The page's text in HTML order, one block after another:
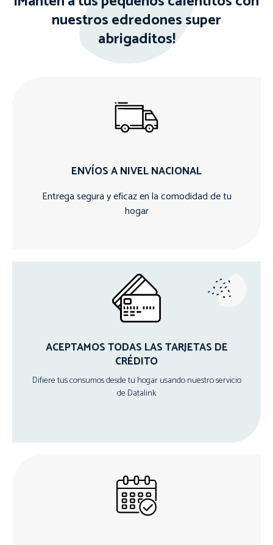
nuestros edredones super
abrigaditos!
ENVÍOS A NIVEL NACIONAL
Entrega segura y eficaz en la comodidad de tu
hogar
ACEPTAMOS TODAS LAS TARJETAS DE
CRÉDITO
Difiere tus consumos desde tu hogar usando nuestro servicio
de Datalink